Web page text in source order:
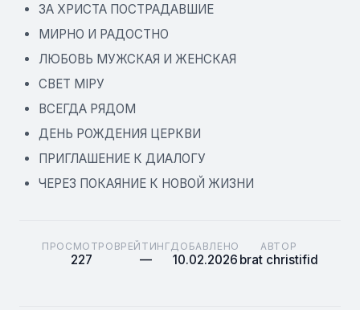
ЗА ХРИСТА ПОСТРАДАВШИЕ
МИРНО И РАДОСТНО
ЛЮБОВЬ МУЖСКАЯ И ЖЕНСКАЯ
СВЕТ МIРУ
ВСЕГДА РЯДОМ
ДЕНЬ РОЖДЕНИЯ ЦЕРКВИ
ПРИГЛАШЕНИЕ К ДИАЛОГУ
ЧЕРЕЗ ПОКАЯНИЕ К НОВОЙ ЖИЗНИ
ПРОСМОТРОВ
227
РЕЙТИНГ
—
ДОБАВЛЕНО
10.02.2026
АВТОР
brat christifid